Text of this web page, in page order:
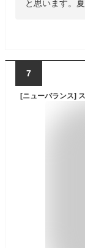
と思います。
7